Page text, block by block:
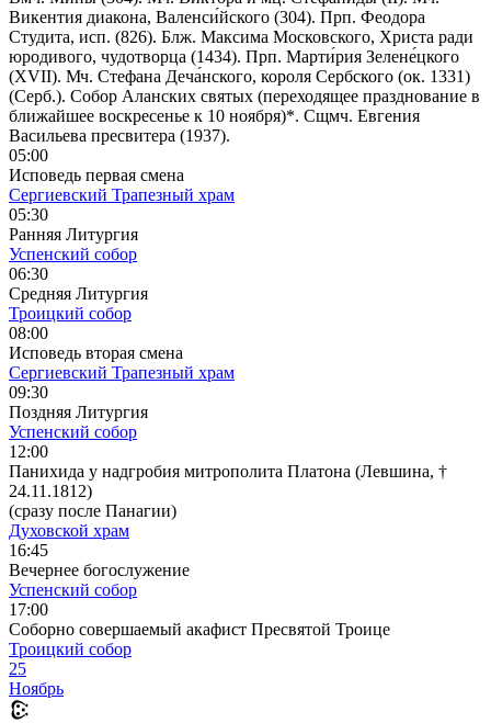
Викентия диакона, Валенси́йского (304). Прп. Феодора
Студита, исп. (826). Блж. Максима Московского, Христа ради
юродивого, чудотворца (1434). Прп. Марти́рия Зелене́цкого
(XVII). Мч. Стефана Деча́нского, короля Сербского (ок. 1331)
(Серб.). Собор Аланских святых (переходящее празднование в
ближайшее воскресенье к 10 ноября)*. Сщмч. Евгения
Васильева пресвитера (1937).
05:00
Исповедь первая смена
Сергиевский Трапезный храм
05:30
Ранняя Литургия
Успенский собор
06:30
Средняя Литургия
Троицкий собор
08:00
Исповедь вторая смена
Сергиевский Трапезный храм
09:30
Поздняя Литургия
Успенский собор
12:00
Панихида у надгробия митрополита Платона (Левшина, †
24.11.1812)
(сразу после Панагии)
Духовской храм
16:45
Вечернее богослужение
Успенский собор
17:00
Соборно совершаемый акафист Пресвятой Троице
Троицкий собор
25
Ноябрь